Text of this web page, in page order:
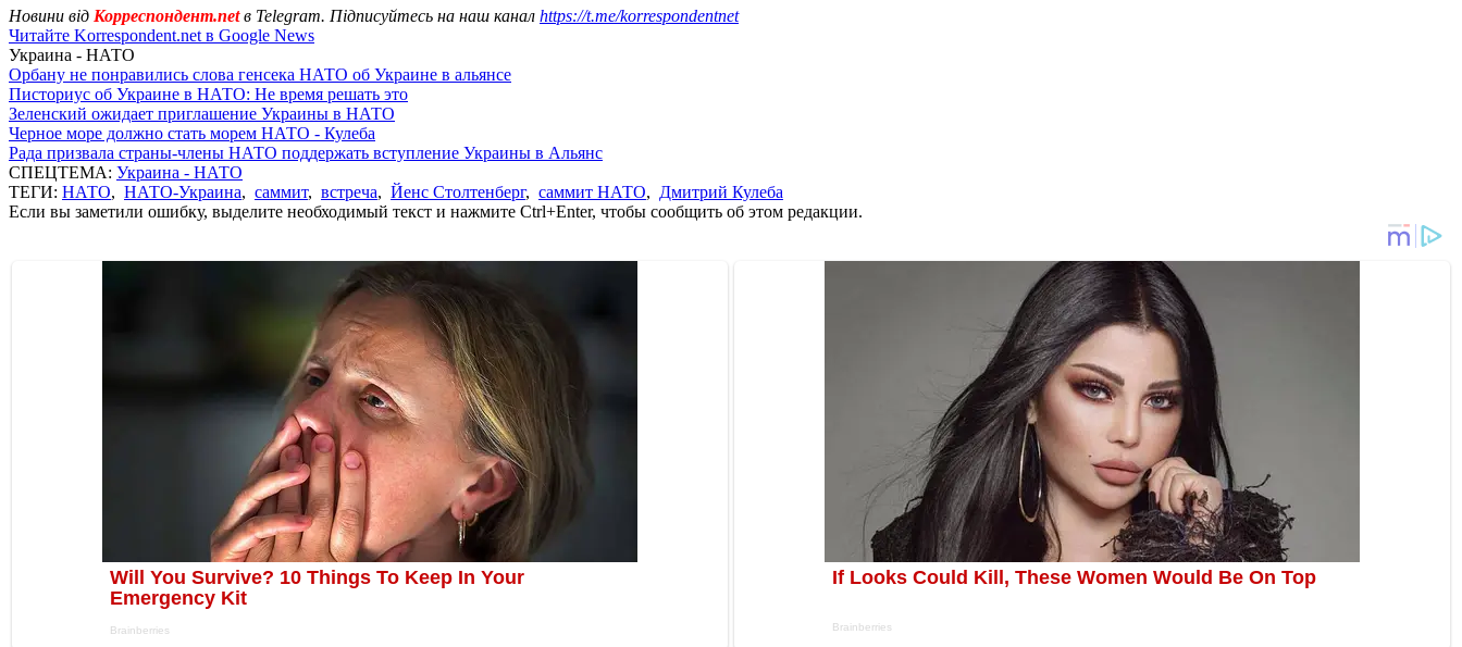
Новини від Корреспондент.netв Telegram. Підписуйтесь на наш канал https://t.me/korrespondentnet
Читайте Korrespondent.net в Google News
Украина - НАТО
Орбану не понравились слова генсека НАТО об Украине в альянсе
Писториус об Украине в НАТО: Не время решать это
Зеленский ожидает приглашение Украины в НАТО
Черное море должно стать морем НАТО - Кулеба
Рада призвала страны-члены НАТО поддержать вступление Украины в Альянс
СПЕЦТЕМА: Украина - НАТО
ТЕГИ: НАТО, НАТО-Украина, саммит, встреча, Йенс Столтенберг, саммит НАТО, Дмитрий Кулеба
Если вы заметили ошибку, выделите необходимый текст и нажмите Ctrl+Enter, чтобы сообщить об этом редакции.